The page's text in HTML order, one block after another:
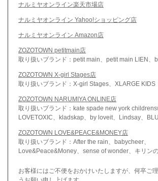
ナルミヤオンライン楽天市場店
ナルミヤオンライン Yahoo!ショッピング店
ナルミヤオンライン Amazon店
ZOZOTOWN petitmain店
取り扱いブランド：petit main、petit main LIEN、
ZOZOTOWN X-girl Stages店
取り扱いブランド：X-girl Stages、XLARGE KIDS
ZOZOTOWN NARUMIYA ONLINE店
取り扱いブランド：kate spade new york
LOVETOXIC、kladskap、by loveit、Lindsay、
ZOZOTOWN LOVE&PEACE&MONEY店
取り扱いブランド：After the rain、babycheer、
Love&Peace&Money、sense of wonder、キリン
お客様にはご不便をおかけいたしますが、何卒ご